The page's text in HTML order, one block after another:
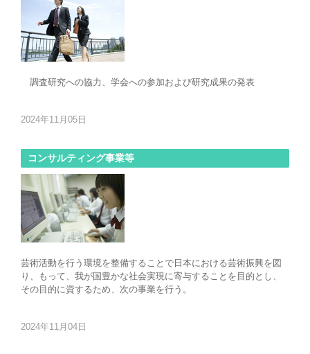
調査研究への協力、学会への参加および研究成果の発表
2024年11月05日
コンサルティング事業等
芸術活動を行う環境を整備することで日本における芸術振興を図
り、もって、我が国豊かな社会実現に寄与することを目的とし、
その目的に資するため、次の事業を行う。
2024年11月04日